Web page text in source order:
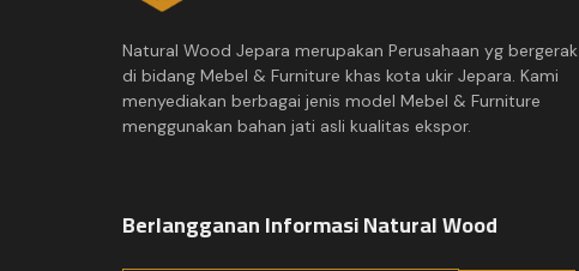
Natural Wood Jepara merupakan Perusahaan yg bergerak
di bidang Mebel & Furniture khas kota ukir Jepara. Kami
menyediakan berbagai jenis model Mebel & Furniture
menggunakan bahan jati asli kualitas ekspor.
Berlangganan Informasi Natural Wood